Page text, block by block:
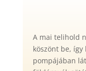
A mai telihold
köszönt be,
pompájában